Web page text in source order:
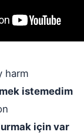
harm
istemedim
için var